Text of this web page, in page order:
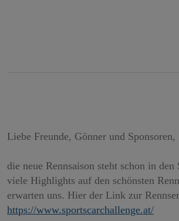
Liebe Freunde, Gönner und Sponsoren,
die neue Rennsaison steht schon in
viele Highlights auf den schönsten
erwarten uns. Hier der Link zur
https://www.sportscarchallenge.at/